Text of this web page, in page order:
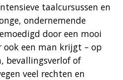
taalcursussen en
ondernemende
door een mooi
ook een man krijgt – op
bevallingsverlof of
veel rechten en